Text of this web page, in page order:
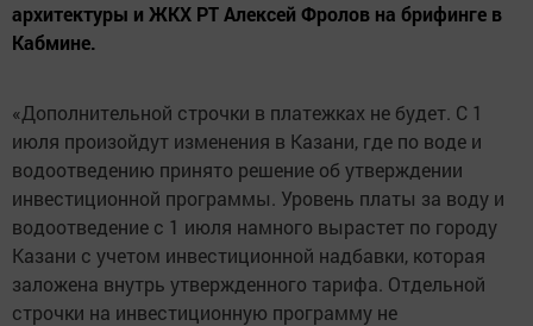
архитектуры и ЖКХ РТ Алексей Фролов на брифинге в
Кабмине.
«Дополнительной строчки в платежках не будет. С 1
июля произойдут изменения в Казани, где по воде и
водоотведению принято решение об утверждении
инвестиционной программы. Уровень платы за воду и
водоотведение с 1 июля намного вырастет по городу
Казани с учетом инвестиционной надбавки, которая
заложена внутрь утвержденного тарифа. Отдельной
строчки на инвестиционную программу не